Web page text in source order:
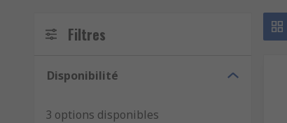
Filtres
Disponibilité
3 options disponibles